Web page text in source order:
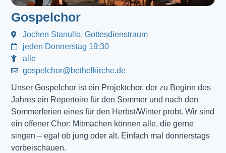
Gospelchor
Jochen Stanullo, Gottesdienstraum
jeden Donnerstag 19:30
alle
gospelchor@bethelkirche.de
Unser Gospelchor ist ein Projektchor, der zu Beginn des
Jahres ein Repertoire für den Sommer und nach den
Sommerferien eines für den Herbst/Winter probt. Wir sind
ein offener Chor: Mitmachen können alle, die gerne
singen – egal ob jung oder alt. Einfach mal donnerstags
vorbeischauen.